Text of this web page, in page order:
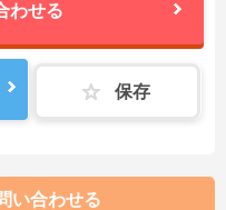
わせる
保存
い合わせる